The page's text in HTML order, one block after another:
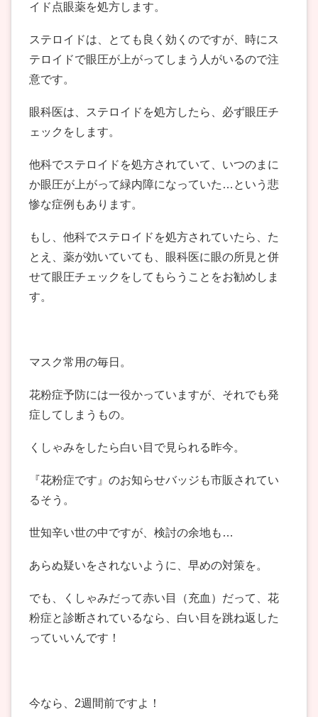
イド点眼薬を処方します。
ステロイドは、とても良く効くのですが、時にス
テロイドで眼圧が上がってしまう人がいるので注
意です。
眼科医は、ステロイドを処方したら、必ず眼圧チ
ェックをします。
他科でステロイドを処方されていて、いつのまに
か眼圧が上がって緑内障になっていた…という悲
惨な症例もあります。
もし、他科でステロイドを処方されていたら、た
とえ、薬が効いていても、眼科医に眼の所見と併
せて眼圧チェックをしてもらうことをお勧めしま
す。
マスク常用の毎日。
花粉症予防には一役かっていますが、それでも発
症してしまうもの。
くしゃみをしたら白い目で見られる昨今。
『花粉症です』のお知らせバッジも市販されてい
るそう。
世知辛い世の中ですが、検討の余地も…
あらぬ疑いをされないように、早めの対策を。
でも、くしゃみだって赤い目（充血）だって、花
粉症と診断されているなら、白い目を跳ね返した
っていいんです！
今なら、2週間前ですよ！